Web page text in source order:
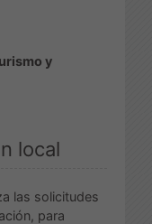
y
local
las solicitudes
para